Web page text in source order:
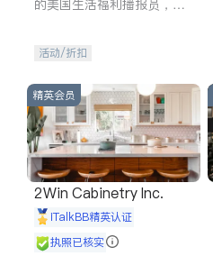
的美国生活福利播报员，精
专属福利。
活动/折扣
精英会员
2Win Cabinetry Inc.
iTalkBB精英认证
执照已核实